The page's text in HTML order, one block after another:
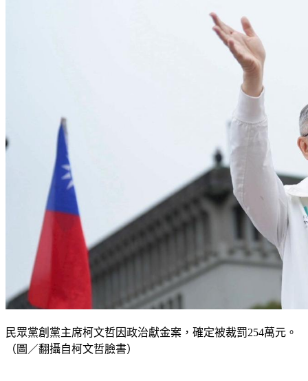
民眾黨創黨主席柯文哲因政治獻金案，確定被裁罰254萬元。
（圖／翻攝自柯文哲臉書）